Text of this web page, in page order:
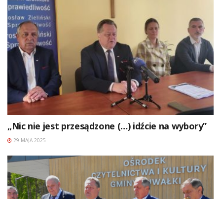
„Nic nie jest przesądzone (…) idźcie na wybory”
29 MAJA 2025